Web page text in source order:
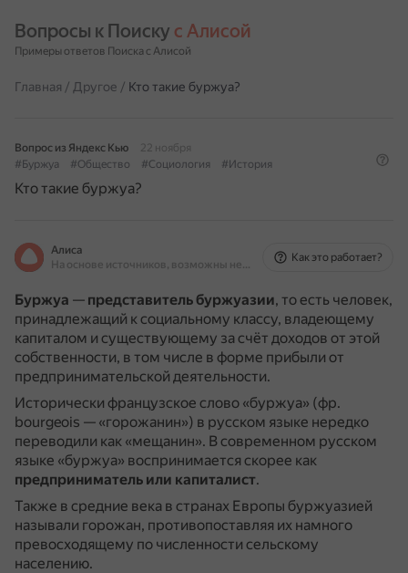
Вопросы к Поиску с Алисой
Примеры ответов Поиска с Алисой
Главная / Другое / Кто такие буржуа?
Вопрос из Яндекс Кью
22 ноября
#Буржуа
#Общество #Социология #История
Кто такие буржуа?
Алиса
На основе источников, возможны неточности
Как это работает?
Буржуа — представитель буржуазии, то есть человек,
принадлежащий к социальному классу, владеющему
капиталом и существующему за счёт доходов от этой
собственности, в том числе в форме прибыли от
предпринимательской деятельности.
Исторически французское слово «буржуа» (фр.
bourgeois — «горожанин») в русском языке нередко
переводили как «мещанин». В современном русском
языке «буржуа» воспринимается скорее как
предприниматель или капиталист.
Также в средние века в странах Европы буржуазией
называли горожан, противопоставляя их намного
превосходящему по численности сельскому
населению.